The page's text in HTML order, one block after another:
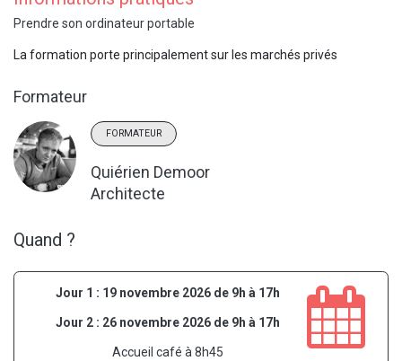
Prendre son ordinateur portable
La formation porte principalement sur les marchés privés
Formateur
FORMATEUR
Quiérien Demoor
Architecte
Quand ?
Jour 1 : 19 novembre 2026 de 9h à 17h
Jour 2 : 26 novembre 2026 de 9h à 17h
Accueil café à 8h45